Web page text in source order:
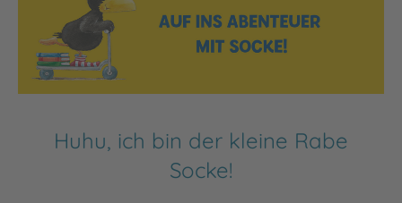
Huhu, ich bin der kleine Rabe
Socke!